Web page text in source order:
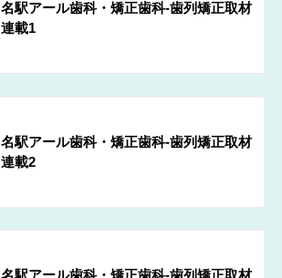
名駅アール歯科・矯正歯科-歯列矯正取材
連載1
名駅アール歯科・矯正歯科-歯列矯正取材
連載2